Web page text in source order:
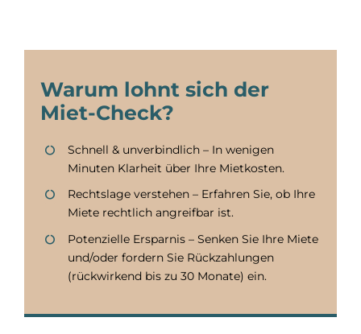
Warum lohnt sich der
Miet-Check?
Schnell & unverbindlich – In wenigen
Minuten Klarheit über Ihre Mietkosten.
Rechtslage verstehen – Erfahren Sie, ob Ihre
Miete rechtlich angreifbar ist.
Potenzielle Ersparnis – Senken Sie Ihre Miete
und/oder fordern Sie Rückzahlungen
(rückwirkend bis zu 30 Monate) ein.